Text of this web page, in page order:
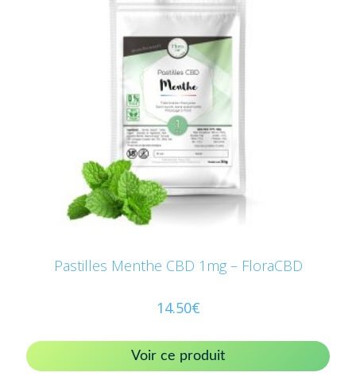
Pastilles Menthe CBD 1mg – FloraCBD
14.50€
Voir ce produit